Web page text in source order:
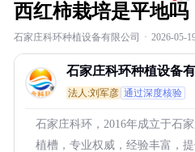
西红柿栽培是平地吗
石家庄科环种植设备有限公司 · 2026-05-
石家庄科环种植设备
法人:刘军彦 通过深度核验
石家庄科环，2016年成立于石
植槽，专业权威，经验丰富，